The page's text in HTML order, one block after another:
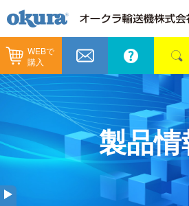
WEBで
購入
製品情報
製品情報
コンベヤ機器
コンベヤ機器を探す
納入事例
納入事例
全業種
メンテナンス
カタログ／CAD
製品